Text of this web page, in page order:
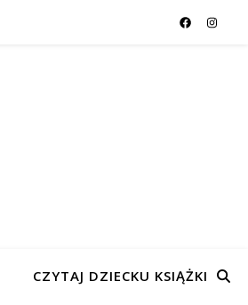
CZYTAJ DZIECKU KSIĄŻKI